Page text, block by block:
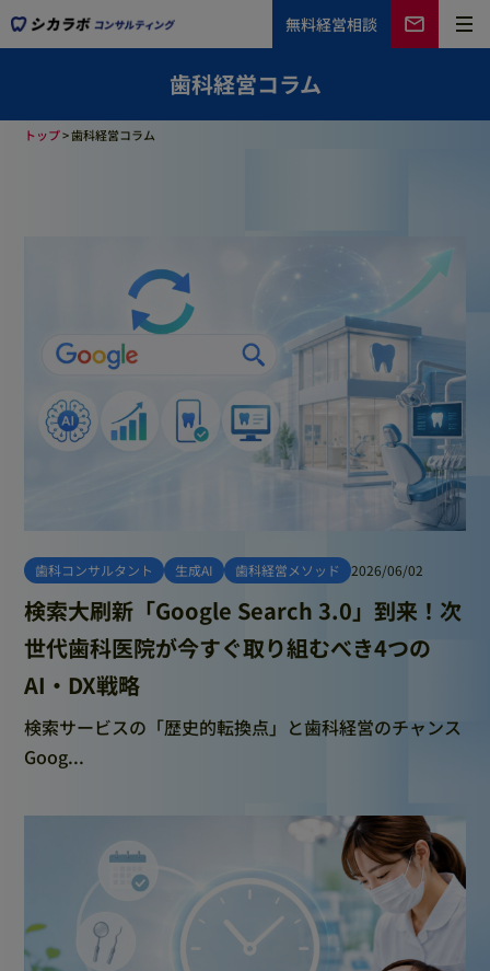
無料経営相談
歯科経営コラム
トップ>歯科経営コラム
歯科コンサルタント 生成AI 歯科経営メソッド 2026/06/02
検索大刷新「Google Search 3.0」到来！次
世代歯科医院が今すぐ取り組むべき4つの
AI・DX戦略
検索サービスの「歴史的転換点」と歯科経営のチャンス
Goog...